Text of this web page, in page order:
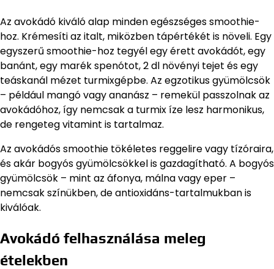
Az avokádó kiváló alap minden egészséges smoothie-
hoz. Krémesíti az italt, miközben tápértékét is növeli. Egy
egyszerű smoothie-hoz tegyél egy érett avokádót, egy
banánt, egy marék spenótot, 2 dl növényi tejet és egy
teáskanál mézet turmixgépbe. Az egzotikus gyümölcsök
– például mangó vagy ananász – remekül passzolnak az
avokádóhoz, így nemcsak a turmix íze lesz harmonikus,
de rengeteg vitamint is tartalmaz.
Az avokádós smoothie tökéletes reggelire vagy tízóraira,
és akár bogyós gyümölcsökkel is gazdagítható. A bogyós
gyümölcsök – mint az áfonya, málna vagy eper –
nemcsak színükben, de antioxidáns-tartalmukban is
kiválóak.
Avokádó felhasználása meleg
ételekben